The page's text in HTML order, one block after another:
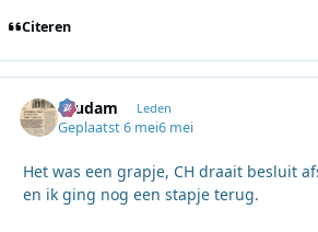
Citeren
ruudam Leden
Geplaatst6 mei6 mei
Het was een grapje, CH draait besluit
en ik ging nog een stapje terug.